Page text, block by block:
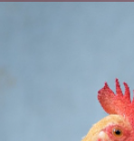
إلهام شرشر
دي